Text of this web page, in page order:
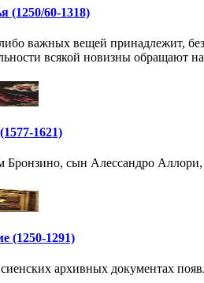
(1250/60-1318)
важных вещей принадлежит,
всякой новизны обращают
1621)
сын Алессандро Аллори,
(1250-1291)
архивных документах